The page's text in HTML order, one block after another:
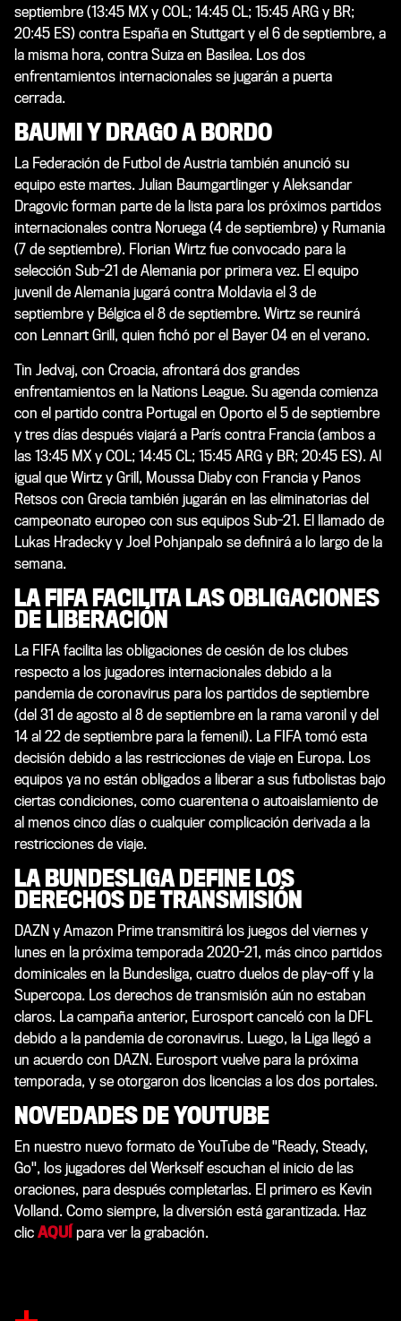
septiembre (13:45 MX y COL; 14:45 CL; 15:45 ARG y BR;
20:45 ES) contra España en Stuttgart y el 6 de septiembre, a
la misma hora, contra Suiza en Basilea. Los dos
enfrentamientos internacionales se jugarán a puerta
cerrada.
BAUMI Y DRAGO A BORDO
La Federación de Futbol de Austria también anunció su
equipo este martes. Julian Baumgartlinger y Aleksandar
Dragovic forman parte de la lista para los próximos partidos
internacionales contra Noruega (4 de septiembre) y Rumania
(7 de septiembre). Florian Wirtz fue convocado para la
selección Sub-21 de Alemania por primera vez. El equipo
juvenil de Alemania jugará contra Moldavia el 3 de
septiembre y Bélgica el 8 de septiembre. Wirtz se reunirá
con Lennart Grill, quien fichó por el Bayer 04 en el verano.
Tin Jedvaj, con Croacia, afrontará dos grandes
enfrentamientos en la Nations League. Su agenda comienza
con el partido contra Portugal en Oporto el 5 de septiembre
y tres días después viajará a París contra Francia (ambos a
las 13:45 MX y COL; 14:45 CL; 15:45 ARG y BR; 20:45 ES). Al
igual que Wirtz y Grill, Moussa Diaby con Francia y Panos
Retsos con Grecia también jugarán en las eliminatorias del
campeonato europeo con sus equipos Sub-21. El llamado de
Lukas Hradecky y Joel Pohjanpalo se definirá a lo largo de la
semana.
LA FIFA FACILITA LAS OBLIGACIONES
DE LIBERACIÓN
La FIFA facilita las obligaciones de cesión de los clubes
respecto a los jugadores internacionales debido a la
pandemia de coronavirus para los partidos de septiembre
(del 31 de agosto al 8 de septiembre en la rama varonil y del
14 al 22 de septiembre para la femenil). La FIFA tomó esta
decisión debido a las restricciones de viaje en Europa. Los
equipos ya no están obligados a liberar a sus futbolistas bajo
ciertas condiciones, como cuarentena o autoaislamiento de
al menos cinco días o cualquier complicación derivada a la
restricciones de viaje.
LA BUNDESLIGA DEFINE LOS
DERECHOS DE TRANSMISIÓN
DAZN y Amazon Prime transmitirá los juegos del viernes y
lunes en la próxima temporada 2020-21, más cinco partidos
dominicales en la Bundesliga, cuatro duelos de play-off y la
Supercopa. Los derechos de transmisión aún no estaban
claros. La campaña anterior, Eurosport canceló con la DFL
debido a la pandemia de coronavirus. Luego, la Liga llegó a
un acuerdo con DAZN. Eurosport vuelve para la próxima
temporada, y se otorgaron dos licencias a los dos portales.
NOVEDADES DE YOUTUBE
En nuestro nuevo formato de YouTube de "Ready, Steady,
Go", los jugadores del Werkself escuchan el inicio de las
oraciones, para después completarlas. El primero es Kevin
Volland. Como siempre, la diversión está garantizada. Haz
clic AQUÍ para ver la grabación.